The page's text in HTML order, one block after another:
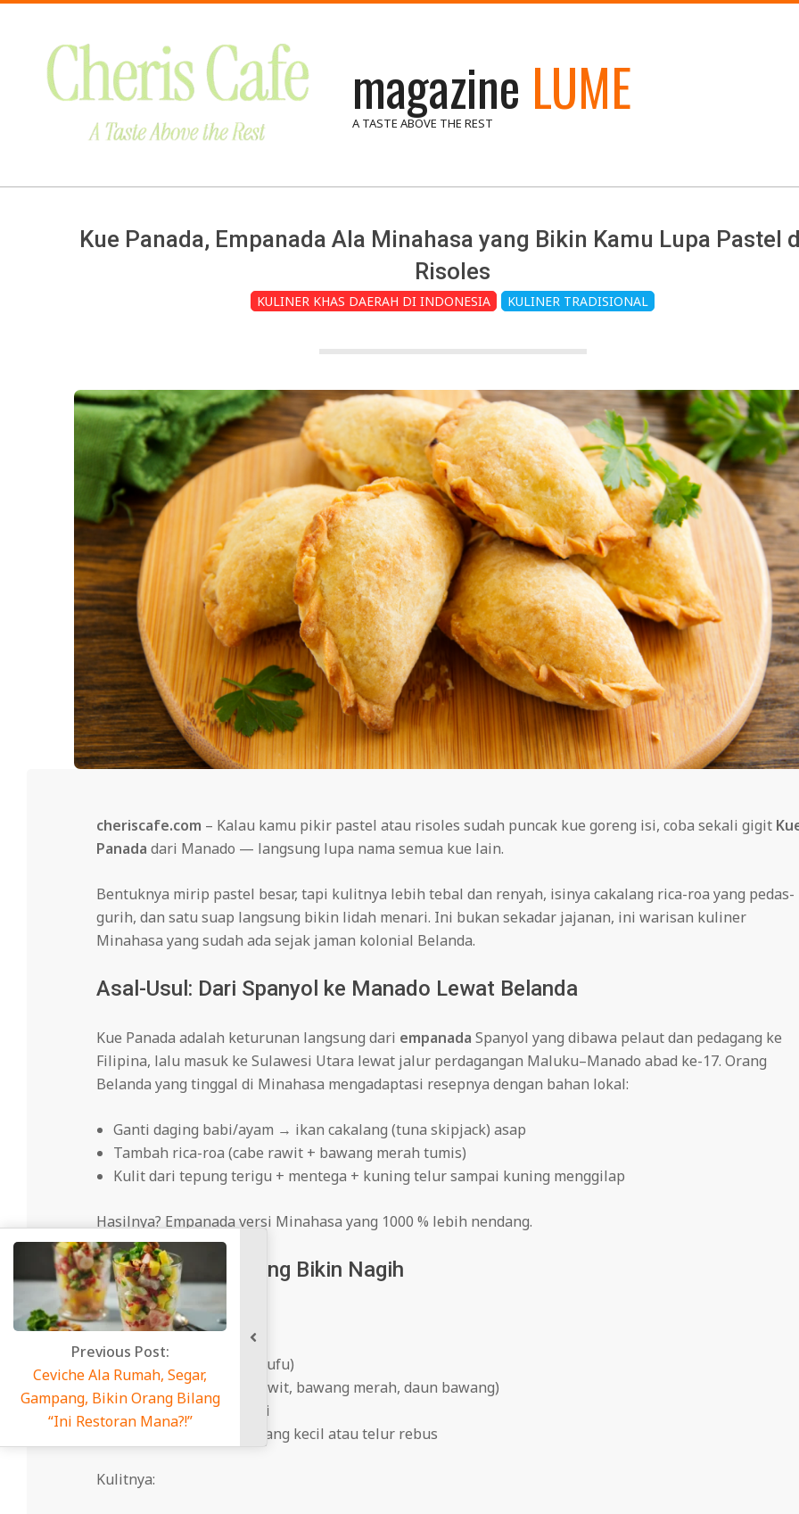
content
magazine LUME
A TASTE ABOVE THE REST
Kue Panada, Empanada Ala Minahasa yang Bikin Kamu Lupa Pastel
Risoles
KULINER KHAS DAERAH DI INDONESIA KULINER TRADISIONAL
cheriscafe.com – Kalau kamu pikir pastel atau risoles sudah puncak kue goreng isi, coba sekali gigit
Panada dari Manado — langsung lupa nama semua kue lain.
Bentuknya mirip pastel besar, tapi kulitnya lebih tebal dan renyah, isinya cakalang rica-roa yang pedas-
gurih, dan satu suap langsung bikin lidah menari. Ini bukan sekadar jajanan, ini warisan kuliner
Minahasa yang sudah ada sejak jaman kolonial Belanda.
Asal-Usul: Dari Spanyol ke Manado Lewat Belanda
Kue Panada adalah keturunan langsung dari empanada Spanyol yang dibawa pelaut dan pedagang ke
Filipina, lalu masuk ke Sulawesi Utara lewat jalur perdagangan Maluku–Manado abad ke-17. Orang
Belanda yang tinggal di Minahasa mengadaptasi resepnya dengan bahan lokal:
Ganti daging babi/ayam → ikan cakalang (tuna skipjack) asap
Tambah rica-roa (cabe rawit + bawang merah tumis)
Kulit dari tepung terigu + mentega + kuning telur sampai kuning menggilap
Hasilnya? Empanada versi Minahasa yang 1000 % lebih nendang.
Isi Kue Panada yang Bikin Nagih
Isi klasik:
Cakalang suwir asap (fufu)
Rica-roa (tumis cabe rawit, bawang merah, daun bawang)
Daun bawang & seledri
Kadang ditambah kentang kecil atau telur rebus
Kulitnya:
Segar,
Orang Bilang
Mana?!”